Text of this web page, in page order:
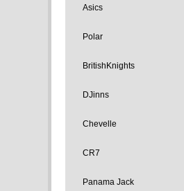
Asics
Polar
BritishKnights
DJinns
Chevelle
CR7
Panama Jack